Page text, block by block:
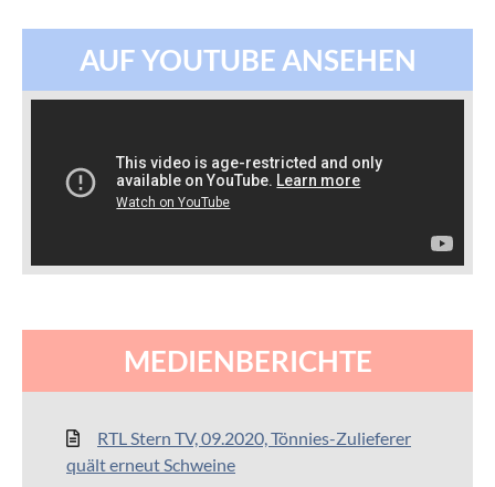
AUF YOUTUBE ANSEHEN
MEDIENBERICHTE
RTL Stern TV, 09.2020, Tönnies-Zulieferer
quält erneut Schweine